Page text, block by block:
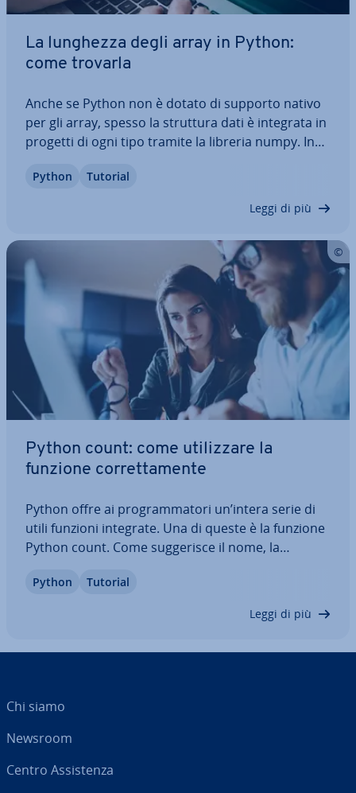
La lunghezza degli array in Python:
come trovarla
Anche se Python non è dotato di supporto nativo
per gli array, spesso la struttura dati è integrata in
progetti di ogni tipo tramite la libreria numpy. In
met­to­no di conoscere la quantità di elementi in un
Python Tutorial
Leggi di più
Python count: come uti­liz­za­re la
funzione cor­ret­ta­men­te
Python offre ai pro­gram­ma­to­ri un’intera serie di
utili funzioni integrate. Una di queste è la funzione
Python count. Come sug­ge­ri­sce il nome, la
na­ti elementi ed è quindi l’ideale per le analisi di
Python Tutorial
Leggi di più
Chi siamo
Newsroom
Centro As­si­sten­za